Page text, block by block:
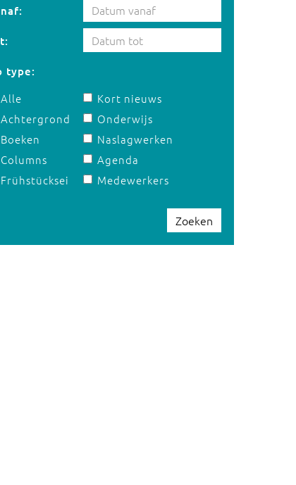
type:
Alle
Achtergrond
Boeken
Columns
Frühstücksei
Kort nieuws
Onderwijs
Naslagwerken
Agenda
Medewerkers
Zoeken